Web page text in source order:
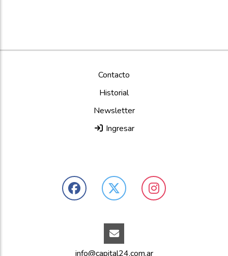
Contacto
Historial
Newsletter
Ingresar
info@capital24.com.ar